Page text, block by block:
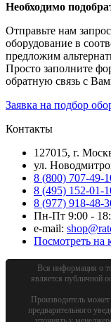
Необходимо
Отправьте нам
оборудование в
предложим
Просто заполните
обратную связь с
Заявка на подбор
Контакты
127015, г.
ул.
8 (800) 707-49-
8 (495) 152-01-
8 (977) 918-48-
Пн-Пт 9:00 -
e-mail:
Посмотреть на
Вся информация о
является публичной
Производитель может
предварительного